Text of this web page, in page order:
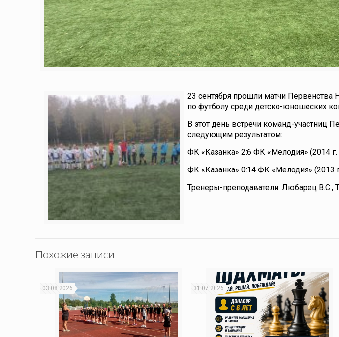
23 сентября прошли матчи Первенства
по футболу среди детско-юношеских
В этот день встречи команд-участниц
следующим результатом:
ФК «Казанка» 2:6 ФК «Мелодия» (2014 г.
ФК «Казанка» 0:14 ФК «Мелодия» (2013
Тренеры-преподаватели: Любарец В.С.,
Похожие записи
03.08.2026 31.07.2026